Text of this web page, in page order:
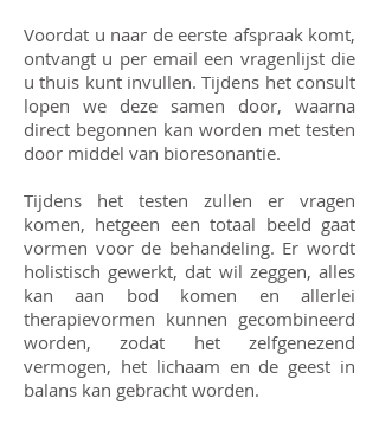
Voordat u naar de eerste afspraak komt,
ontvangt u per email een vragenlijst die
u thuis kunt invullen. Tijdens het consult
lopen we deze samen door, waarna
direct begonnen kan worden met testen
door middel van bioresonantie.
Tijdens het testen zullen er vragen
komen, hetgeen een totaal beeld gaat
vormen voor de behandeling. Er wordt
holistisch gewerkt, dat wil zeggen, alles
kan aan bod komen en allerlei
therapievormen kunnen gecombineerd
worden, zodat het zelfgenezend
vermogen, het lichaam en de geest in
balans kan gebracht worden.